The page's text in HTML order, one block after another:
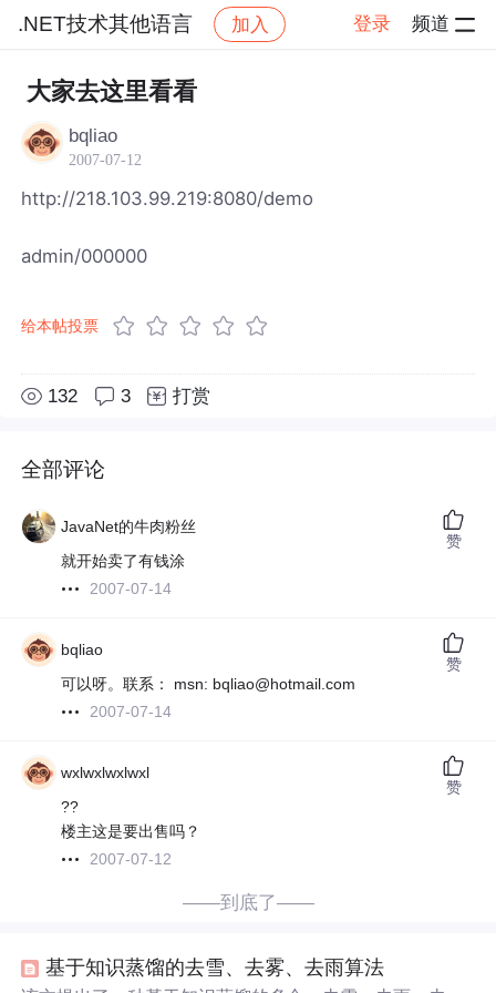
.NET技术其他语言 加入 登录 频道
社区 .NET技术其他语言
大家去这里看看
bqliao
2007-07-12
http://218.103.99.219:8080/demo
admin/000000
给本帖投票
132 3 打赏
全部评论
JavaNet的牛肉粉丝
就开始卖了有钱涂
2007-07-14
赞
bqliao
可以呀。联系： msn: bqliao@hotmail.com
2007-07-14
赞
wxlwxlwxlwxl
??
楼主这是要出售吗？
2007-07-12
赞
——到底了——
基于知识蒸馏的去雪、去雾、去雨算法